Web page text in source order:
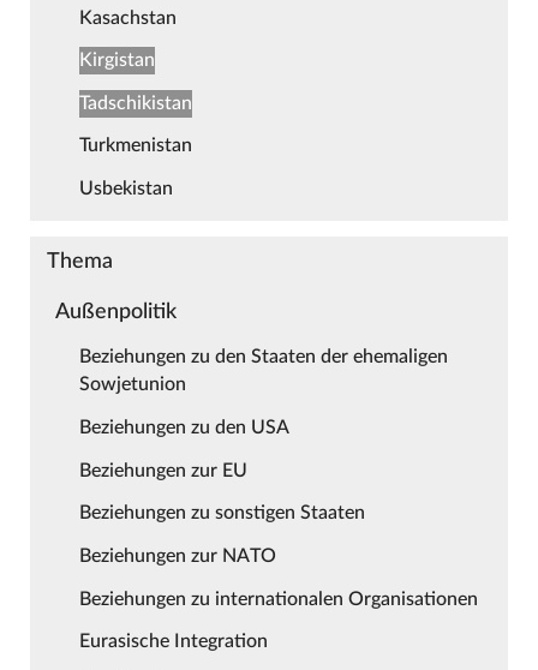
Kasachstan
Kirgistan
Tadschikistan
Turkmenistan
Usbekistan
Thema
Außenpolitik
Beziehungen zu den Staaten der ehemaligen
Sowjetunion
Beziehungen zu den USA
Beziehungen zur EU
Beziehungen zu sonstigen Staaten
Beziehungen zur NATO
Beziehungen zu internationalen Organisationen
Eurasische Integration